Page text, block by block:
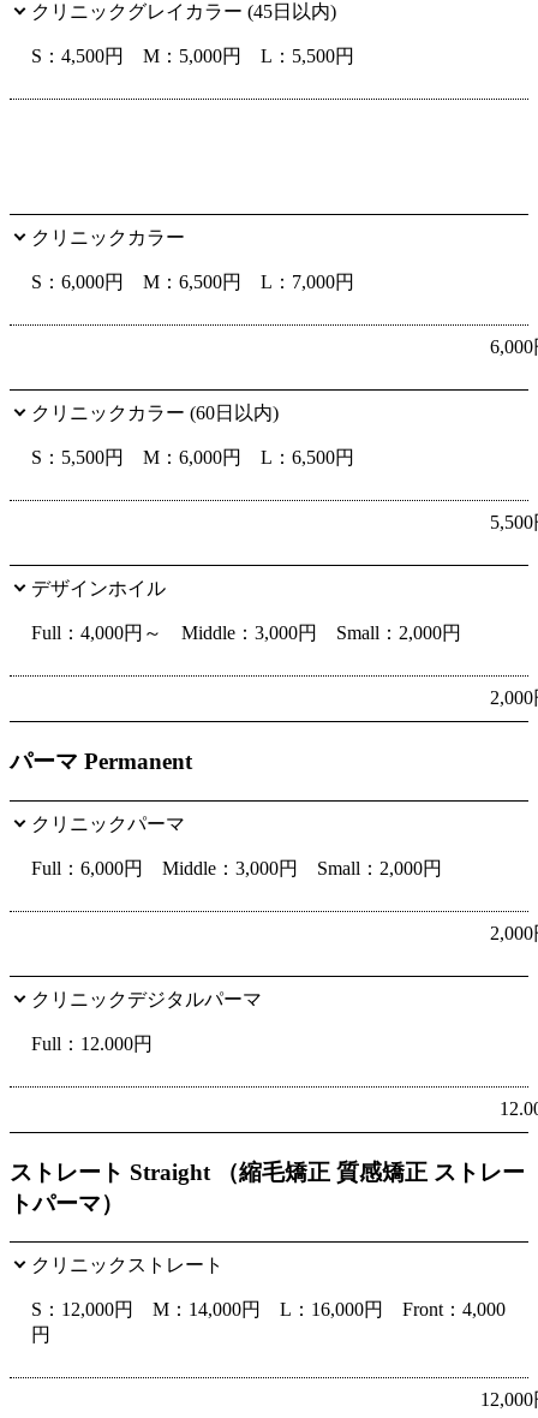
クリニックグレイカラー (45日以内)
S：4,500円 M：5,000円 L：5,500円
クリニックカラー
S：6,000円 M：6,500円 L：7,000円
クリニックカラー (60日以内)
S：5,500円 M：6,000円 L：6,500円
デザインホイル
Full：4,000円～ Middle：3,000円 Small：2,000円
パーマ Permanent
クリニックパーマ
Full：6,000円 Middle：3,000円 Small：2,000円
クリニックデジタルパーマ
Full：12.000円
ストレート Straight （縮毛矯正 質感矯正 ストレー
トパーマ）
クリニックストレート
S：12,000円 M：14,000円 L：16,000円 Front：4,000
円